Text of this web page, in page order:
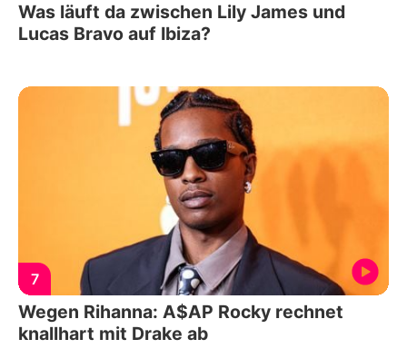
Was läuft da zwischen Lily James und
Lucas Bravo auf Ibiza?
7
Wegen Rihanna: A$AP Rocky rechnet
knallhart mit Drake ab